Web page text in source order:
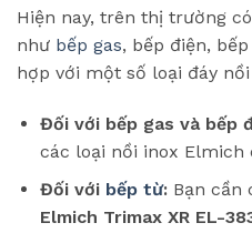
Hiện nay, trên thị trường
như bếp gas, bếp điện,
hợp với một số loại đáy
Đối với bếp gas và bếp
các loại nồi inox Elmich
Đối với bếp từ:Bạn cần
Elmich Trimax XR EL-